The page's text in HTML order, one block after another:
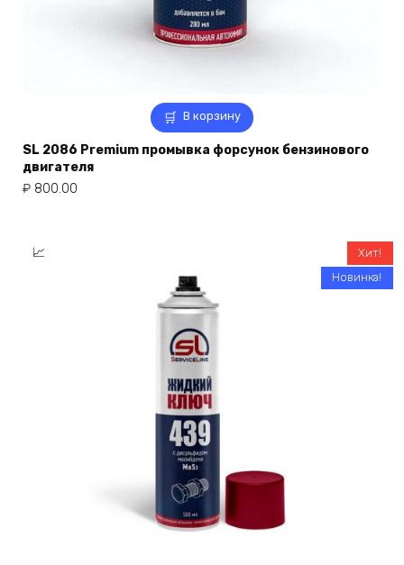
В корзину
SL 2086 Premium промывка форсунок бензинового
двигателя
₽ 800.00
Хит!
Новинка!